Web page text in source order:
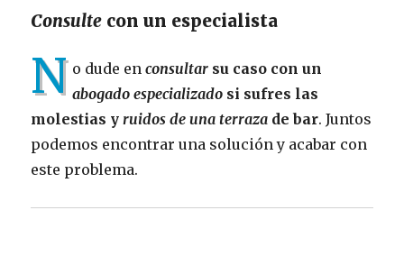
Consulte con un especialista
N o dude en consultarsu caso con un
abogado especializadosi sufres las
molestias y ruidos de una terraza de bar. Juntos
podemos encontrar una solución y acabar con
este problema.